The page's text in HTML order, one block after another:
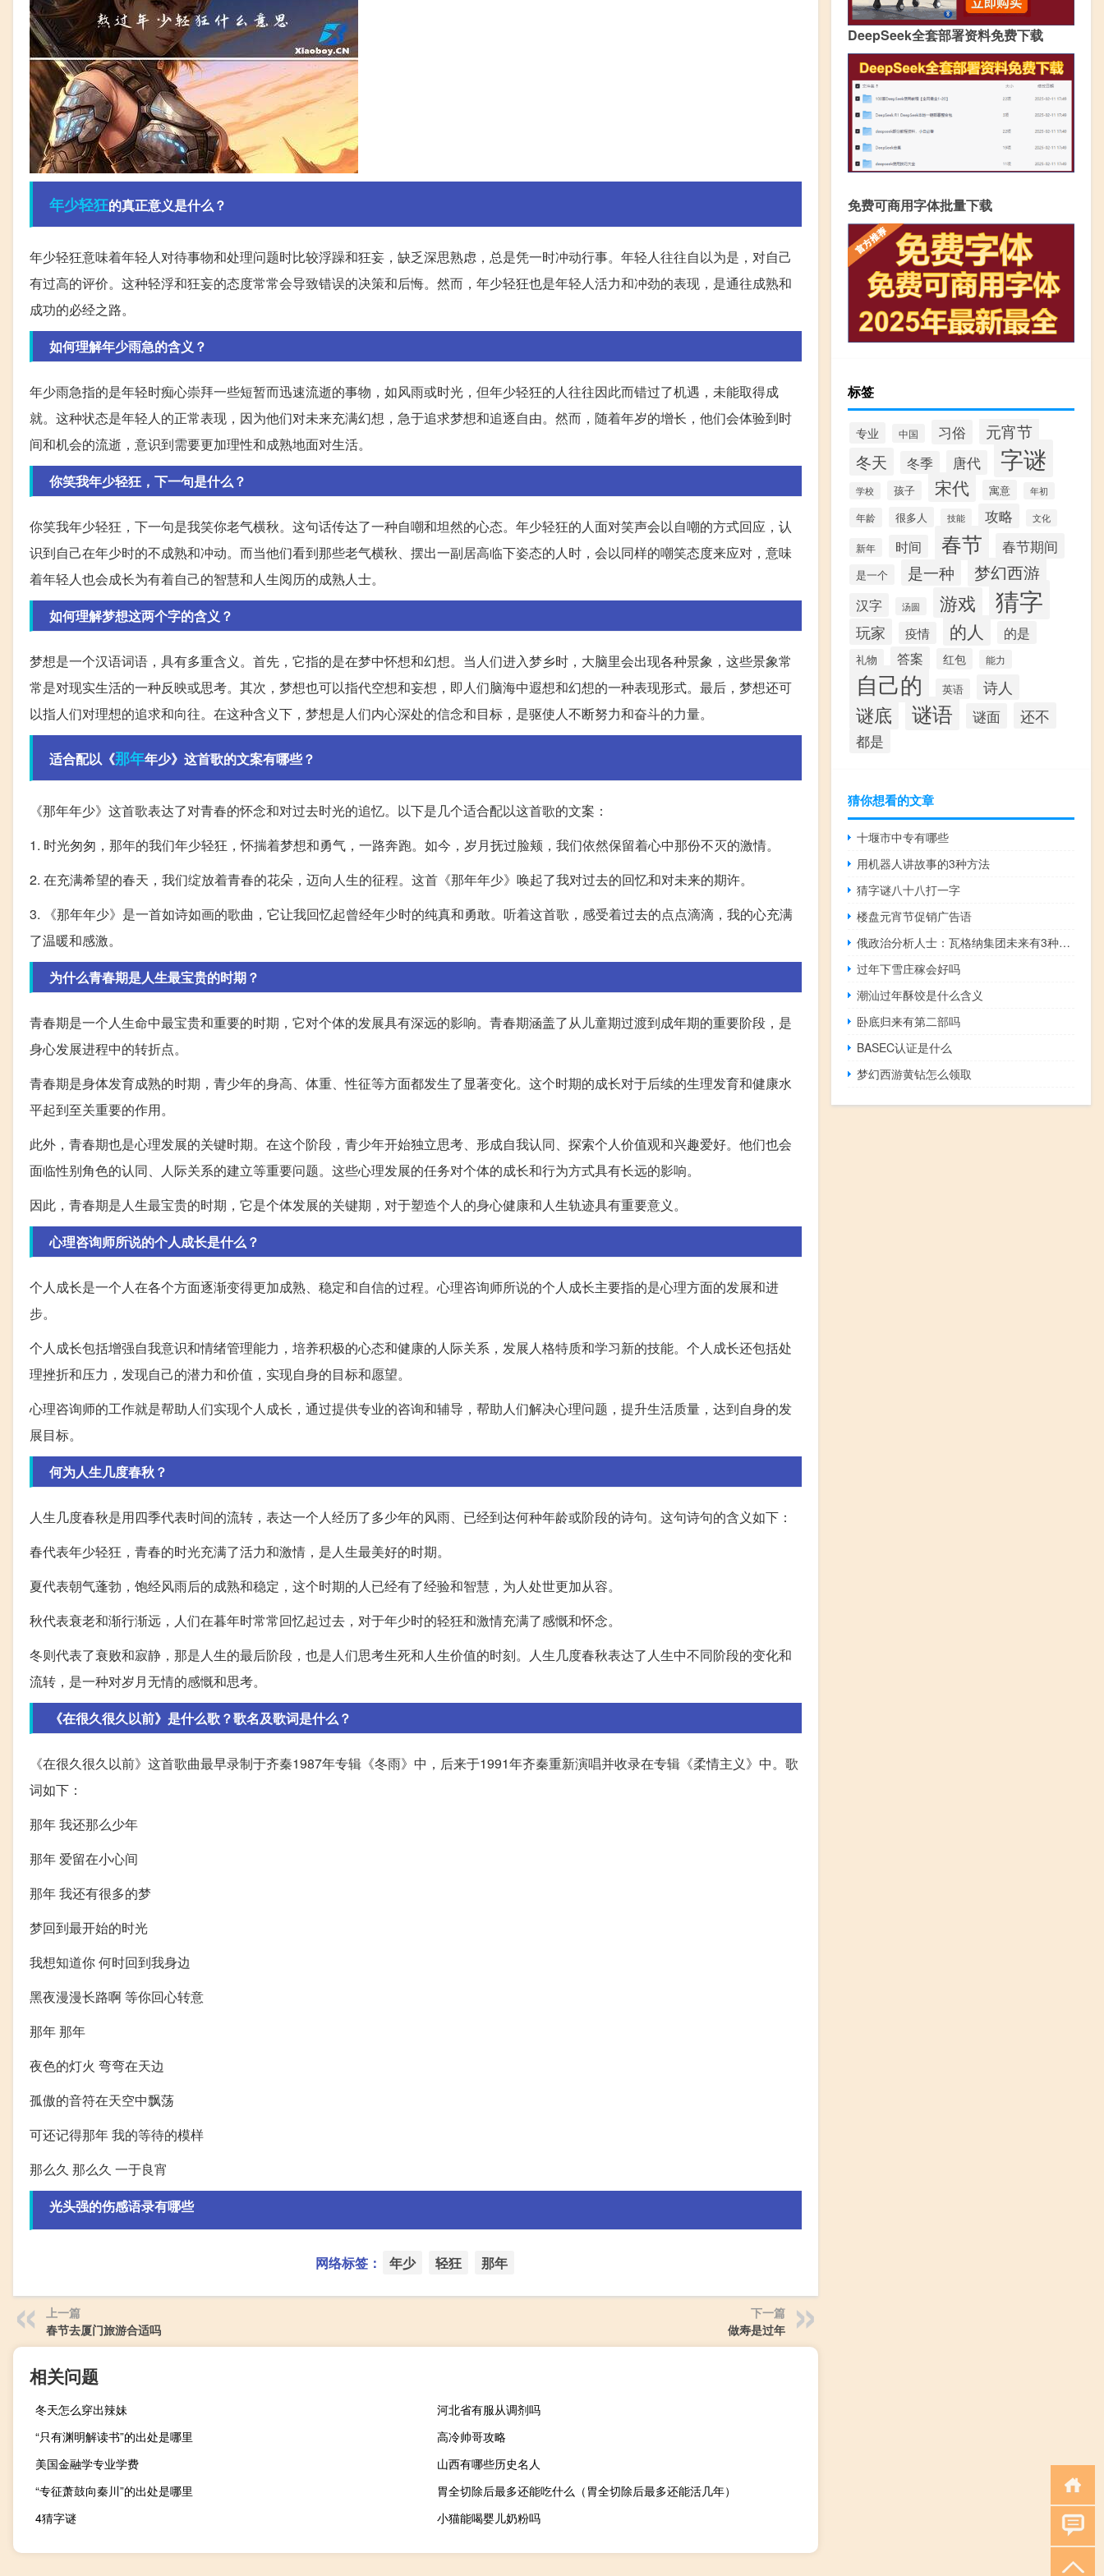
年少轻狂的真正意义是什么？
年少轻狂意味着年轻人对待事物和处理问题时比较浮躁和狂妄，缺乏深思熟虑，总是凭一时冲动行事。年轻人往往自以为是，对自己
有过高的评价。这种轻浮和狂妄的态度常常会导致错误的决策和后悔。然而，年少轻狂也是年轻人活力和冲劲的表现，是通往成熟和
成功的必经之路。
如何理解年少雨急的含义？
年少雨急指的是年轻时痴心崇拜一些短暂而迅速流逝的事物，如风雨或时光，但年少轻狂的人往往因此而错过了机遇，未能取得成
就。这种状态是年轻人的正常表现，因为他们对未来充满幻想，急于追求梦想和追逐自由。然而，随着年岁的增长，他们会体验到时
间和机会的流逝，意识到需要更加理性和成熟地面对生活。
你笑我年少轻狂，下一句是什么？
你笑我年少轻狂，下一句是我笑你老气横秋。这句话传达了一种自嘲和坦然的心态。年少轻狂的人面对笑声会以自嘲的方式回应，认
识到自己在年少时的不成熟和冲动。而当他们看到那些老气横秋、摆出一副居高临下姿态的人时，会以同样的嘲笑态度来应对，意味
着年轻人也会成长为有着自己的智慧和人生阅历的成熟人士。
如何理解梦想这两个字的含义？
梦想是一个汉语词语，具有多重含义。首先，它指的是在梦中怀想和幻想。当人们进入梦乡时，大脑里会出现各种景象，这些景象常
常是对现实生活的一种反映或思考。其次，梦想也可以指代空想和妄想，即人们脑海中遐想和幻想的一种表现形式。最后，梦想还可
以指人们对理想的追求和向往。在这种含义下，梦想是人们内心深处的信念和目标，是驱使人不断努力和奋斗的力量。
适合配以《那年年少》这首歌的文案有哪些？
《那年年少》这首歌表达了对青春的怀念和对过去时光的追忆。以下是几个适合配以这首歌的文案：
1. 时光匆匆，那年的我们年少轻狂，怀揣着梦想和勇气，一路奔跑。如今，岁月抚过脸颊，我们依然保留着心中那份不灭的激情。
2. 在充满希望的春天，我们绽放着青春的花朵，迈向人生的征程。这首《那年年少》唤起了我对过去的回忆和对未来的期许。
3. 《那年年少》是一首如诗如画的歌曲，它让我回忆起曾经年少时的纯真和勇敢。听着这首歌，感受着过去的点点滴滴，我的心充满
了温暖和感激。
为什么青春期是人生最宝贵的时期？
青春期是一个人生命中最宝贵和重要的时期，它对个体的发展具有深远的影响。青春期涵盖了从儿童期过渡到成年期的重要阶段，是
身心发展进程中的转折点。
青春期是身体发育成熟的时期，青少年的身高、体重、性征等方面都发生了显著变化。这个时期的成长对于后续的生理发育和健康水
平起到至关重要的作用。
此外，青春期也是心理发展的关键时期。在这个阶段，青少年开始独立思考、形成自我认同、探索个人价值观和兴趣爱好。他们也会
面临性别角色的认同、人际关系的建立等重要问题。这些心理发展的任务对个体的成长和行为方式具有长远的影响。
因此，青春期是人生最宝贵的时期，它是个体发展的关键期，对于塑造个人的身心健康和人生轨迹具有重要意义。
心理咨询师所说的个人成长是什么？
个人成长是一个人在各个方面逐渐变得更加成熟、稳定和自信的过程。心理咨询师所说的个人成长主要指的是心理方面的发展和进
步。
个人成长包括增强自我意识和情绪管理能力，培养积极的心态和健康的人际关系，发展人格特质和学习新的技能。个人成长还包括处
理挫折和压力，发现自己的潜力和价值，实现自身的目标和愿望。
心理咨询师的工作就是帮助人们实现个人成长，通过提供专业的咨询和辅导，帮助人们解决心理问题，提升生活质量，达到自身的发
展目标。
何为人生几度春秋？
人生几度春秋是用四季代表时间的流转，表达一个人经历了多少年的风雨、已经到达何种年龄或阶段的诗句。这句诗句的含义如下：
春代表年少轻狂，青春的时光充满了活力和激情，是人生最美好的时期。
夏代表朝气蓬勃，饱经风雨后的成熟和稳定，这个时期的人已经有了经验和智慧，为人处世更加从容。
秋代表衰老和渐行渐远，人们在暮年时常常回忆起过去，对于年少时的轻狂和激情充满了感慨和怀念。
冬则代表了衰败和寂静，那是人生的最后阶段，也是人们思考生死和人生价值的时刻。人生几度春秋表达了人生中不同阶段的变化和
流转，是一种对岁月无情的感慨和思考。
《在很久很久以前》是什么歌？歌名及歌词是什么？
《在很久很久以前》这首歌曲最早录制于齐秦1987年专辑《冬雨》中，后来于1991年齐秦重新演唱并收录在专辑《柔情主义》中。歌
词如下：
那年 我还那么少年
那年 爱留在小心间
那年 我还有很多的梦
梦回到最开始的时光
我想知道你 何时回到我身边
黑夜漫漫长路啊 等你回心转意
那年 那年
夜色的灯火 弯弯在天边
孤傲的音符在天空中飘荡
可还记得那年 我的等待的模样
那么久 那么久 一于良宵
光头强的伤感语录有哪些
网络标签： 年少 轻狂 那年
上一篇
春节去厦门旅游合适吗
下一篇
做寿是过年
相关问题
冬天怎么穿出辣妹
河北省有服从调剂吗
“只有渊明解读书”的出处是哪里
高冷帅哥攻略
美国金融学专业学费
山西有哪些历史名人
“专征萧鼓向秦川”的出处是哪里
胃全切除后最多还能吃什么（胃全切除后最多还能活几年）
4猜字谜
小猫能喝婴儿奶粉吗
DeepSeek全套部署资料免费下载
免费可商用字体批量下载
标签
专业 中国 习俗 元宵节
冬天 冬季 唐代 字谜
学校 孩子 宋代 寓意 年初
年龄 很多人 技能 攻略 文化
新年 时间 春节 春节期间
是一个 是一种 梦幻西游
汉字 汤圆 游戏 猜字
玩家 疫情 的人 的是
礼物 答案 红包 能力
自己的 英语 诗人
谜底 谜语 谜面 还不
都是
猜你想看的文章
十堰市中专有哪些
用机器人讲故事的3种方法
猜字谜八十八打一字
楼盘元宵节促销广告语
俄政治分析人士：瓦格纳集团未来有3种可能
过年下雪庄稼会好吗
潮汕过年酥饺是什么含义
卧底归来有第二部吗
BASEC认证是什么
梦幻西游黄钻怎么领取